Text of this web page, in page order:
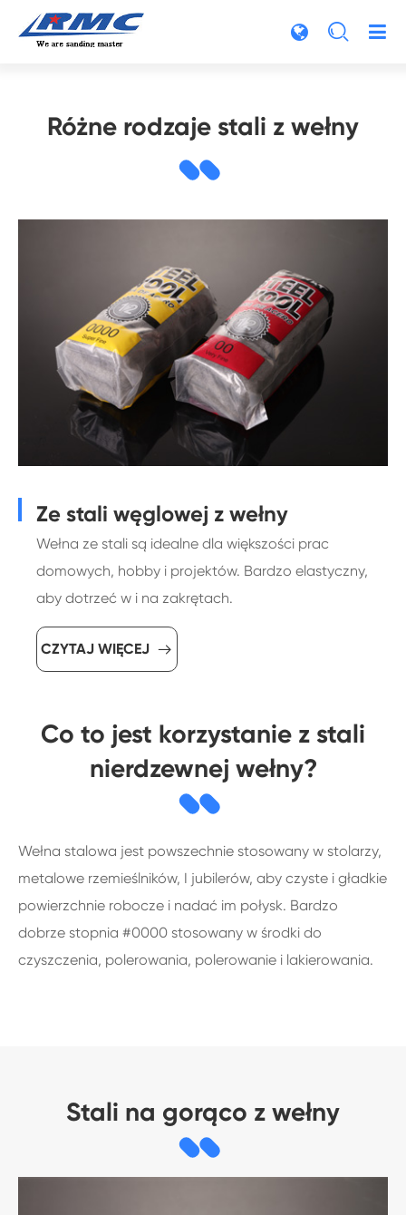

Różne rodzaje stali z wełny
Ze stali węglowej z wełny
Wełna ze stali są idealne dla większości prac
domowych, hobby i projektów. Bardzo elastyczny,
aby dotrzeć w i na zakrętach.
CZYTAJ WIĘCEJ 
Co to jest korzystanie z stali
nierdzewnej wełny?
Wełna stalowa jest powszechnie stosowany w stolarzy,
metalowe rzemieślników, I jubilerów, aby czyste i gładkie
powierzchnie robocze i nadać im połysk. Bardzo
dobrze stopnia #0000 stosowany w środki do
czyszczenia, polerowania, polerowanie i lakierowania.
Stali na gorąco z wełny